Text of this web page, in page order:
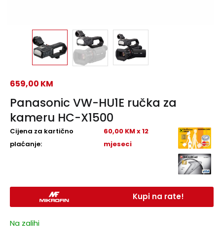
Panasonic VW-HU1E ručka za
kameru HC-X1500
659,00 KM
Cijena za kartično
plaćanje:
60,00 KM x 12
mjeseci
Kupi na rate!
Na zalihi